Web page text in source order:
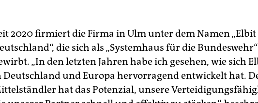
2020 firmiert die Firma in Ulm unter dem Namen „Elbit
die sich als „Systemhaus für die
„In den letzten Jahren habe ich gesehen, wie sich
Deutschland und Europa hervorragend entwickelt hat.
hat das Potenzial, unsere